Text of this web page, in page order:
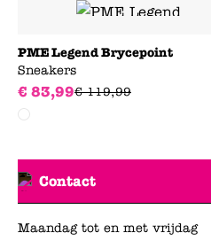
PME Legend Brycepoint
Sneakers
€ 83,99€ 119,99
Contact
Maandag tot en met vrijdag